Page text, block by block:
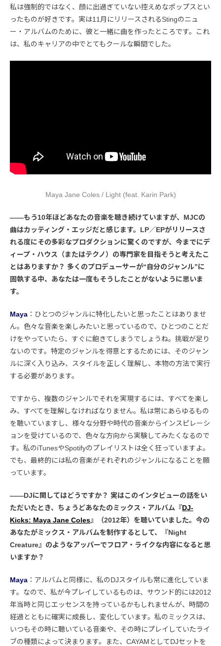
私は強制的ではなく、顔に出過ぎていない控えめなポップスとい
ったものが好きです。実は11月にリリースされるStingのニュ
ー・アルバムのために、彼と一緒に曲を作ったところです。これ
は、私のキャリアの中でとてもクールな瞬間でした。
Maya Jane Coles / Light (feat. Karin Park)
――もう10年ほどあなたの音楽を聴き続けていますが、MJCの
曲はカッティング・エッジだと感じます。LP／EPがリリースさ
れる度にその多彩なプロダクションに驚くのですが、今までにデ
ィープ・ハウス（またはテクノ）の専門家を目指そうと考えたこ
とはありますか？ 多くのプロデューサーが“自分のジャンル”に
固執する中、あなたは一度もそうしたことがないように思いま
す。
Maya ：ひとつのジャンルに特化したいと思ったことはありませ
ん。色々な音楽を楽しみたいと思っているので、ひとつのことだ
けをやっていたら、すぐに飽きてしまうでしょうね。挑戦が足り
ないのです。特定のジャンルを得意とするためには、そのジャン
ルに深く入り込み、スタイルを正しく理解し、本物の方法で実行
する必要があります。
ですから、複数のジャンルでそれを実現するには、すべてを楽し
み、すべてを理解しなければなりません。私は常にあらゆるもの
を聴いていますし、様々な分野や時代の音楽からインスピレーシ
ョンを受けているので、色々な方向から実験してみたくなるので
す。私のiTunesやSpotifyのプレイリストは全く狂っていますよ。
でも、最終的には私の音楽がそれぞれのジャンルになることを願
っています。
――DJに関してはどうですか？ 実はこのインタビューの話をい
ただいたとき、ちょうどあなたのミックス・アルバム『DJ-
Kicks: Maya Jane Coles』（2012年）を聴いていました。今の
あなたがミックス・アルバムを制作するとして、『Night
Creature』のようなアッパーでフロア・ライクな内容になると思
いますか？
Maya ：アルバムと同様に、私のDJスタイルも常に進化していま
す。なので、私が今プレイしているものは、サウンド的には2012
年当時と同じエッセンスを持っているかもしれませんが、時間の
経過とともに確実に成長し、変化しています。私のミックスは、
いつもその時に聴いている音楽や、その時にプレイしていたライ
ブの種類によって決まります。また、CAYAMとしてDJセットを